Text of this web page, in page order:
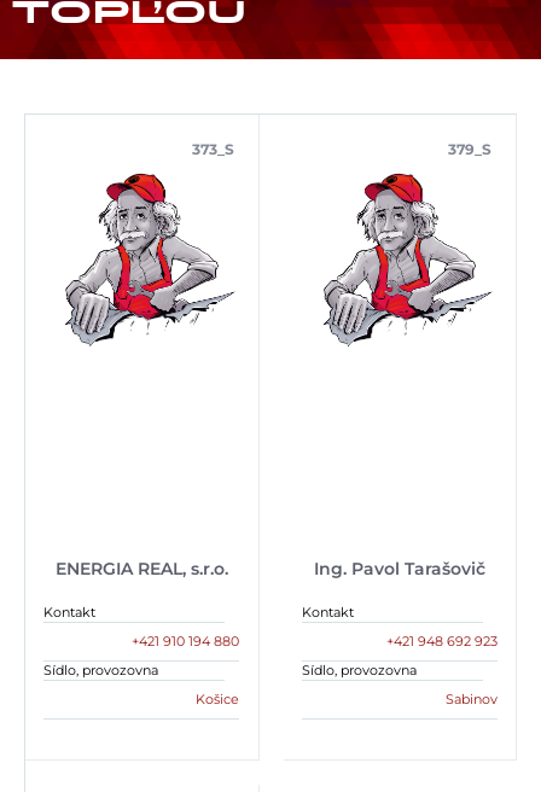
TOPĽOU
ENERGIA REAL, s.r.o.
373_S
Kontakt
+421 910 194 880
Sídlo, provozovna
Košice
Ing. Pavol Tarašovič
379_S
Kontakt
+421 948 692 923
Sídlo, provozovna
Sabinov